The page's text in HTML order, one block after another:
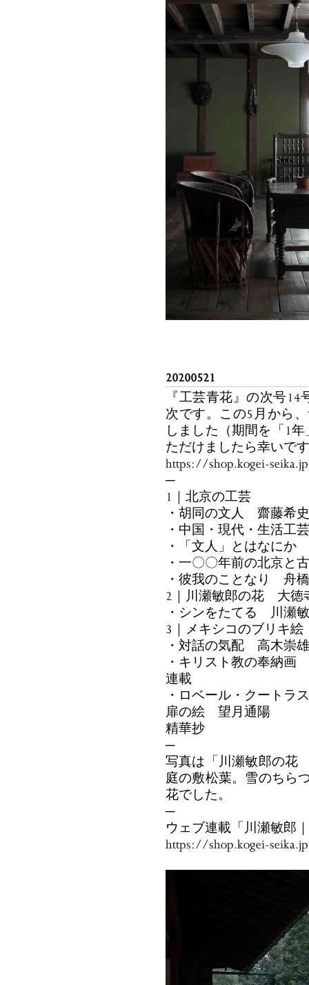
20200521
『工芸青花』の次号
次です。この5月から
しました（期間を「1
ただけましたら幸いで
https://shop.kogei-
─
1｜北京の工芸
・胡同の文人 齋藤希史
・中国・現代・生活工
・「文人」とはなにか
・一〇〇年前の北京
・彼我のことなり 舟
2｜川瀬敏郎の花 大徳
・シンをたてる 川瀬
3｜メキシコのブリキ
・対話の気配 高木崇雄
・キリスト教の奉納画
連載
・ロベール・クート
扉の絵 望月通陽
精華抄
─
写真は「川瀬敏郎の花
庭の敷松葉。雪のちら
花でした。
─
ウェブ連載「川瀬敏郎
https://shop.kogei-